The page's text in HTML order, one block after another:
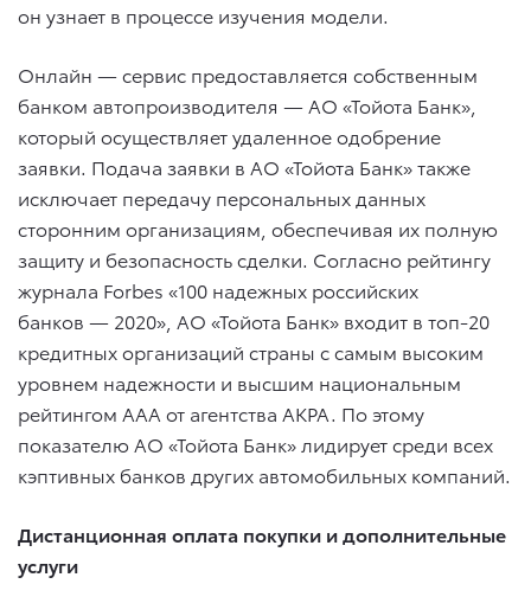
он узнает в процессе изучения модели.
Онлайн — сервис предоставляется собственным
банком автопроизводителя — АО «Тойота Банк»,
который осуществляет удаленное одобрение
заявки. Подача заявки в АО «Тойота Банк» также
исключает передачу персональных данных
сторонним организациям, обеспечивая их полную
защиту и безопасность сделки. Согласно рейтингу
журнала Forbes «100 надежных российских
банков — 2020», АО «Тойота Банк» входит в топ-20
кредитных организаций страны с самым высоким
уровнем надежности и высшим национальным
рейтингом ААА от агентства АКРА. По этому
показателю АО «Тойота Банк» лидирует среди всех
кэптивных банков других автомобильных компаний.
Дистанционная оплата покупки и дополнительные
услуги